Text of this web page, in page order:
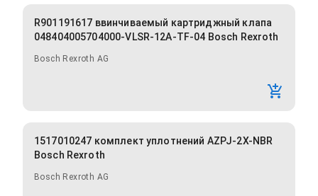
R901191617 ввинчиваемый картриджный клапа
048404005704000-VLSR-12A-TF-04 Bosch Rexroth
Bosch Rexroth AG
1517010247 комплект уплотнений AZPJ-2X-NBR
Bosch Rexroth
Bosch Rexroth AG